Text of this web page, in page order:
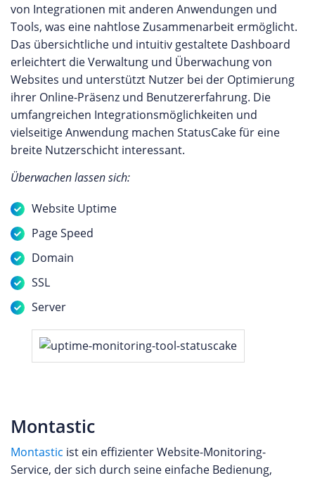
von Integrationen mit anderen Anwendungen und
Tools, was eine nahtlose Zusammenarbeit ermöglicht.
Das übersichtliche und intuitiv gestaltete Dashboard
erleichtert die Verwaltung und Überwachung von
Websites und unterstützt Nutzer bei der Optimierung
ihrer Online-Präsenz und Benutzererfahrung. Die
umfangreichen Integrationsmöglichkeiten und
vielseitige Anwendung machen StatusCake für eine
breite Nutzerschicht interessant.
Überwachen lassen sich:
Website Uptime
Page Speed
Domain
SSL
Server
Montastic
Montastic ist ein effizienter Website-Monitoring-
Service, der sich durch seine einfache Bedienung,